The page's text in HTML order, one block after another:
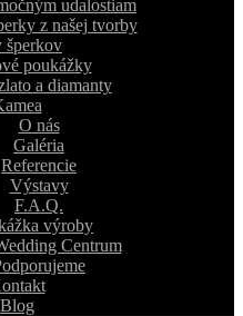
udalostiam
z našej tvorby
šperkov
poukážky
a diamanty
O nás
Galéria
Referencie
Výstavy
F.A.Q.
výroby
Centrum
Blog